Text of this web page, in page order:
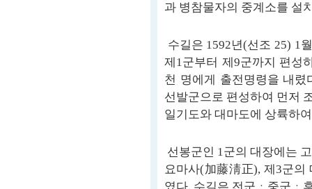
과 병참물자의 중계소를 설
수길은 1592년(선조 25) 1
제1군부터 제9군까지 편성
천 명에게 출전명령을 내
선발군으로 편성하여 먼저
일기도와 대마도에 상륙하
선봉군인 1군의 대장에는
요마사(加藤淸正), 제3군의